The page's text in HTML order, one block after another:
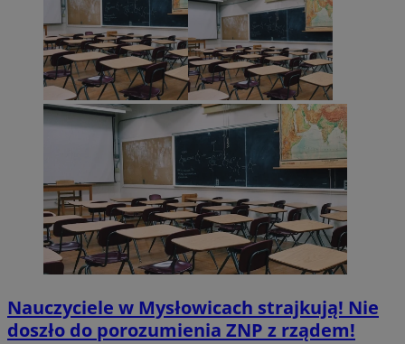
Nauczyciele w Mysłowicach strajkują! Nie
doszło do porozumienia ZNP z rządem!